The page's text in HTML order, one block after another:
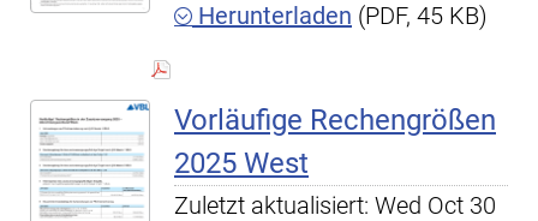
Herunterladen (PDF, 45 KB)
Vorläufige Rechengrößen
2025 West
Zuletzt aktualisiert: Wed Oct 30